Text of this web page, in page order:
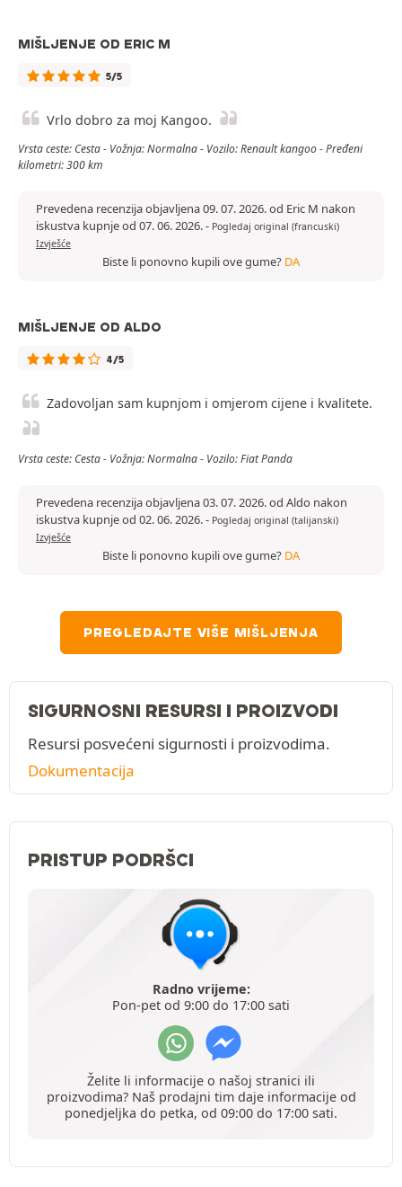
MIŠLJENJE OD ERIC M
5/5
Vrlo dobro za moj Kangoo.
Vrsta ceste: Cesta - Vožnja: Normalna - Vozilo: Renault kangoo - Pređeni
kilometri: 300 km
Prevedena recenzija objavljena 09. 07. 2026. od Eric M nakon
iskustva kupnje od 07. 06. 2026.- Pogledaj original (francuski)
Izvješće
Biste li ponovno kupili ove gume? DA
MIŠLJENJE OD ALDO
4/5
Zadovoljan sam kupnjom i omjerom cijene i kvalitete.
Vrsta ceste: Cesta - Vožnja: Normalna - Vozilo: Fiat Panda
Prevedena recenzija objavljena 03. 07. 2026. od Aldo nakon
iskustva kupnje od 02. 06. 2026.- Pogledaj original (talijanski)
Izvješće
Biste li ponovno kupili ove gume? DA
PREGLEDAJTE VIŠE MIŠLJENJA
SIGURNOSNI RESURSI I PROIZVODI
Resursi posvećeni sigurnosti i proizvodima.
Dokumentacija
PRISTUP PODRŠCI
Radno vrijeme:
Pon-pet od 9:00 do 17:00 sati
Želite li informacije o našoj stranici ili
proizvodima? Naš prodajni tim daje informacije od
ponedjeljka do petka, od 09:00 do 17:00 sati.